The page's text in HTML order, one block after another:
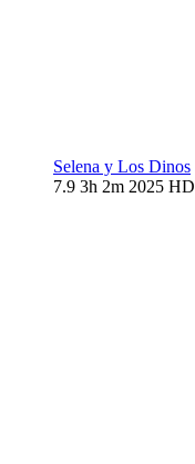
Selena y Los Dinos
7.9 3h 2m 2025 HD